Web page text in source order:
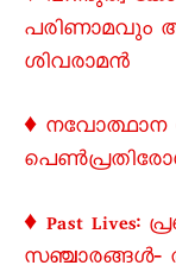
പരിണാമവും
ശിവരാമൻ
♦ നവോത്ഥാന
♦ Past Lives:
സഞ്ചാരങ്ങൾ‐